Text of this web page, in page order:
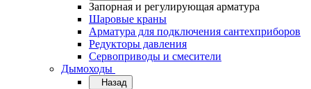
Запорная и регулирующая арматура
Шаровые краны
Арматура для подключения сантехприборов
Редукторы давления
Сервоприводы и смесители
Дымоходы
Назад